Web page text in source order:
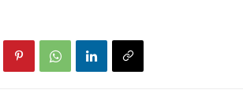
skład)